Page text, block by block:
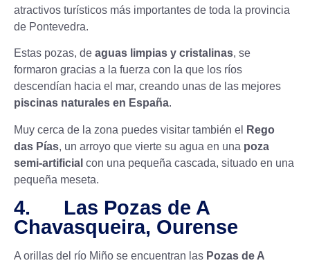
atractivos turísticos más importantes de toda la provincia
de Pontevedra.
Estas pozas, de aguas limpias y cristalinas, se
formaron gracias a la fuerza con la que los ríos
descendían hacia el mar, creando unas de las mejores
piscinas naturales en España.
Muy cerca de la zona puedes visitar también el
Rego
das Pías, un arroyo que vierte su agua en una poza
semi-artificial con una pequeña cascada, situado en una
pequeña meseta.
4. Las Pozas de A
Chavasqueira, Ourense
A orillas del río Miño se encuentran las Pozas de A